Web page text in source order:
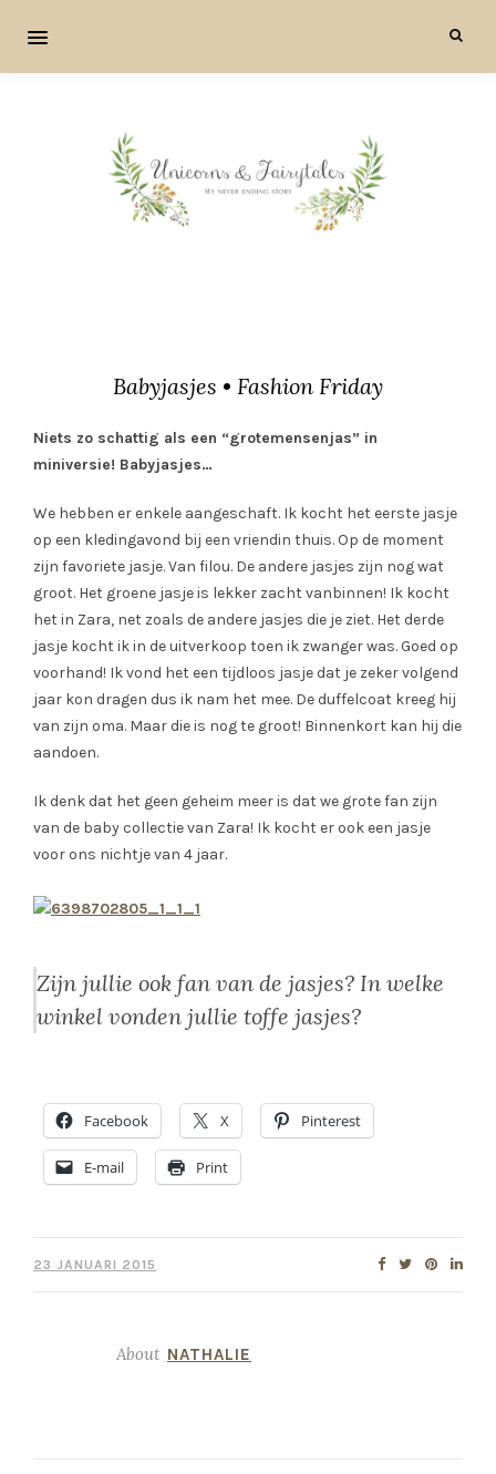
Babyjasjes • Fashion Friday
Niets zo schattig als een “grotemensenjas” in
miniversie! Babyjasjes…
We hebben er enkele aangeschaft. Ik kocht het eerste jasje
op een kledingavond bij een vriendin thuis. Op de moment
zijn favoriete jasje. Van filou. De andere jasjes zijn nog wat
groot. Het groene jasje is lekker zacht vanbinnen! Ik kocht
het in Zara, net zoals de andere jasjes die je ziet. Het derde
jasje kocht ik in de uitverkoop toen ik zwanger was. Goed op
voorhand! Ik vond het een tijdloos jasje dat je zeker volgend
jaar kon dragen dus ik nam het mee. De duffelcoat kreeg hij
van zijn oma. Maar die is nog te groot! Binnenkort kan hij die
aandoen.
Ik denk dat het geen geheim meer is dat we grote fan zijn
van de baby collectie van Zara! Ik kocht er ook een jasje
voor ons nichtje van 4 jaar.
Zijn jullie ook fan van de jasjes? In welke
winkel vonden jullie toffe jasjes?
Facebook X Pinterest
E-mail Print
23 JANUARI 2015
About NATHALIE